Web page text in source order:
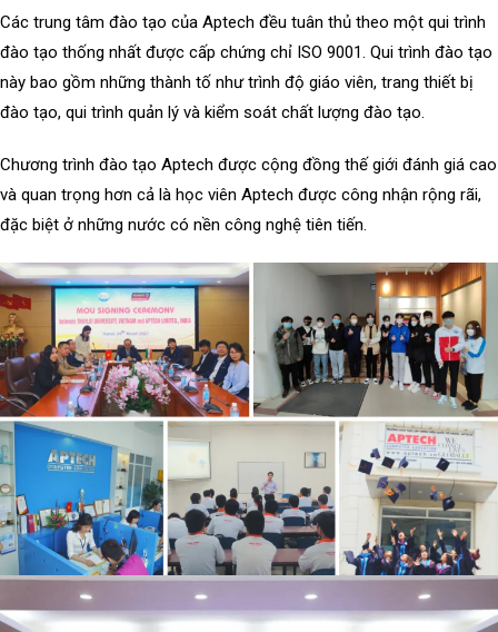
Các trung tâm đào tạo của Aptech đều tuân thủ theo một qui trình
đào tạo thống nhất được cấp chứng chỉ ISO 9001. Qui trình đào tạo
này bao gồm những thành tố như trình độ giáo viên, trang thiết bị
đào tạo, qui trình quản lý và kiểm soát chất lượng đào tạo.
Chương trình đào tạo Aptech được cộng đồng thế giới đánh giá cao
và quan trọng hơn cả là học viên Aptech được công nhận rộng rãi,
đặc biệt ở những nước có nền công nghệ tiên tiến.